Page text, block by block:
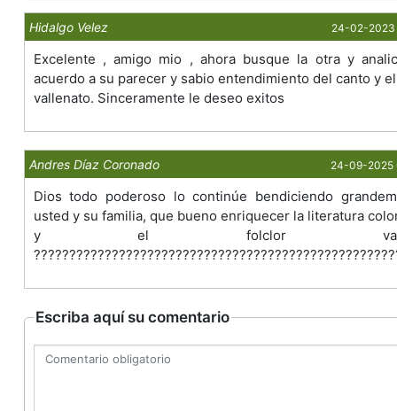
Hidalgo Velez 24-02-2023
Excelente , amigo mio , ahora busque la otra y
acuerdo a su parecer y sabio entendimiento del canto y
vallenato. Sinceramente le deseo exitos
Andres Díaz Coronado 24-09-2025
Dios todo poderoso lo continúe bendiciendo
usted y su familia, que bueno enriquecer la literatura
y el folclor
Escriba aquí su comentario